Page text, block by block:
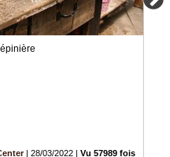
| 28/03/2022 Vu 57989 fois